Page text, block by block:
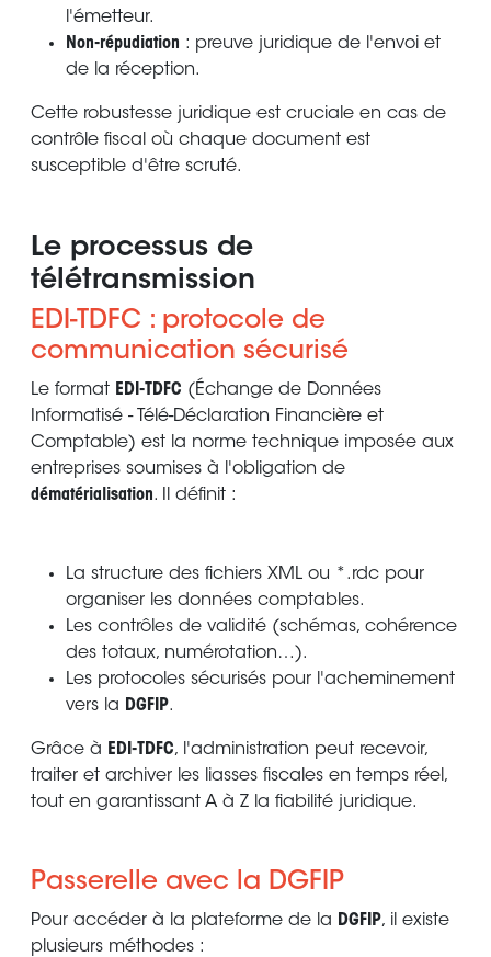
l'émetteur.
Non-répudiation : preuve juridique de l'envoi et
de la réception.
Cette robustesse juridique est cruciale en cas de
contrôle fiscal où chaque document est
susceptible d'être scruté.
Le processus de
télétransmission
EDI-TDFC : protocole de
communication sécurisé
Le format EDI-TDFC (Échange de Données
Informatisé - Télé-Déclaration Financière et
Comptable) est la norme technique imposée aux
entreprises soumises à l'obligation de
dématérialisation. Il définit :
La structure des fichiers XML ou *.rdc pour
organiser les données comptables.
Les contrôles de validité (schémas, cohérence
des totaux, numérotation…).
Les protocoles sécurisés pour l'acheminement
vers la DGFIP.
Grâce à EDI-TDFC, l'administration peut recevoir,
traiter et archiver les liasses fiscales en temps réel,
tout en garantissant A à Z la fiabilité juridique.
Passerelle avec la DGFIP
Pour accéder à la plateforme de la DGFIP, il existe
plusieurs méthodes :